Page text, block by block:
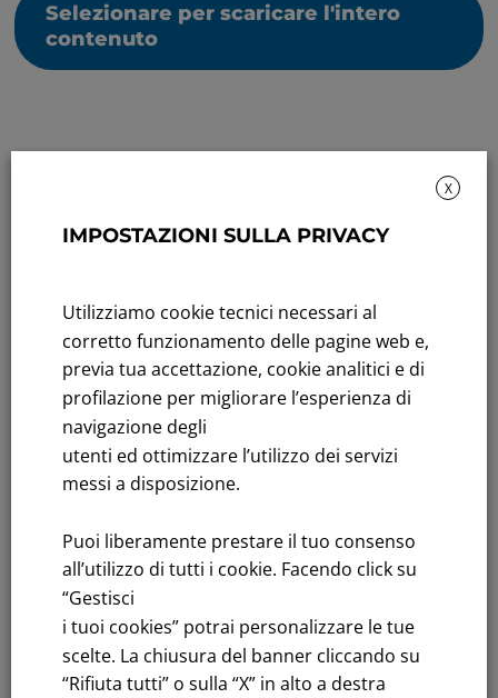
Selezionare per scaricare l'intero
contenuto
Rendicontazione di sostenibilità
Bandi di gara: Ultimi bandi
FNM S.p.A.
Sede in Milano, Piazzale Cadorna, 14
fnm@legalmail.it
Capitale sociale € 230.000.000,00 interamente versato
C.F.e P.IVA 00776140154
C.C.I.AA. Milano – REA 28331
X
IMPOSTAZIONI SULLA PRIVACY
Utilizziamo cookie tecnici necessari al
corretto funzionamento delle pagine web e,
previa tua accettazione, cookie analitici e di
profilazione per migliorare l’esperienza di
navigazione degli
utenti ed ottimizzare l’utilizzo dei servizi
messi a disposizione.
Puoi liberamente prestare il tuo consenso
all’utilizzo di tutti i cookie. Facendo click su
“Gestisci
i tuoi cookies” potrai personalizzare le tue
scelte. La chiusura del banner cliccando su
“Rifiuta tutti” o sulla “X” in alto a destra